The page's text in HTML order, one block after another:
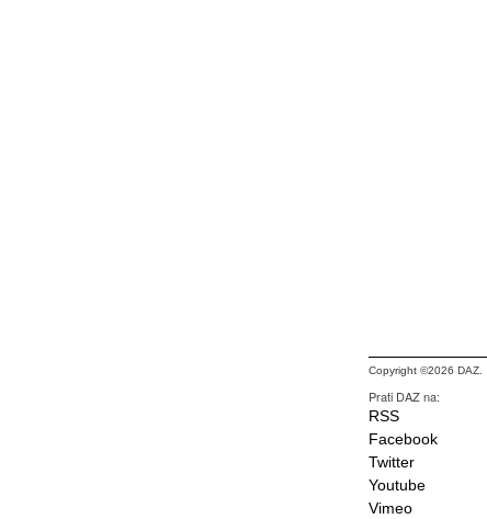
Copyright ©2026 DAZ.
Prati DAZ na:
RSS
Facebook
Twitter
Youtube
Vimeo